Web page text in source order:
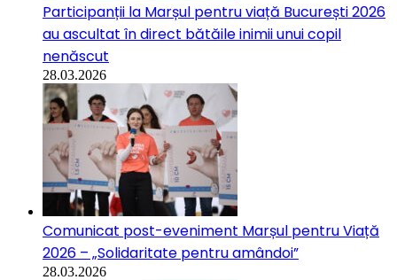
Participanții la Marșul pentru viață București 2026
au ascultat în direct bătăile inimii unui copil
nenăscut
28.03.2026
Comunicat post-eveniment Marșul pentru Viață
2026 – „Solidaritate pentru amândoi”
28.03.2026